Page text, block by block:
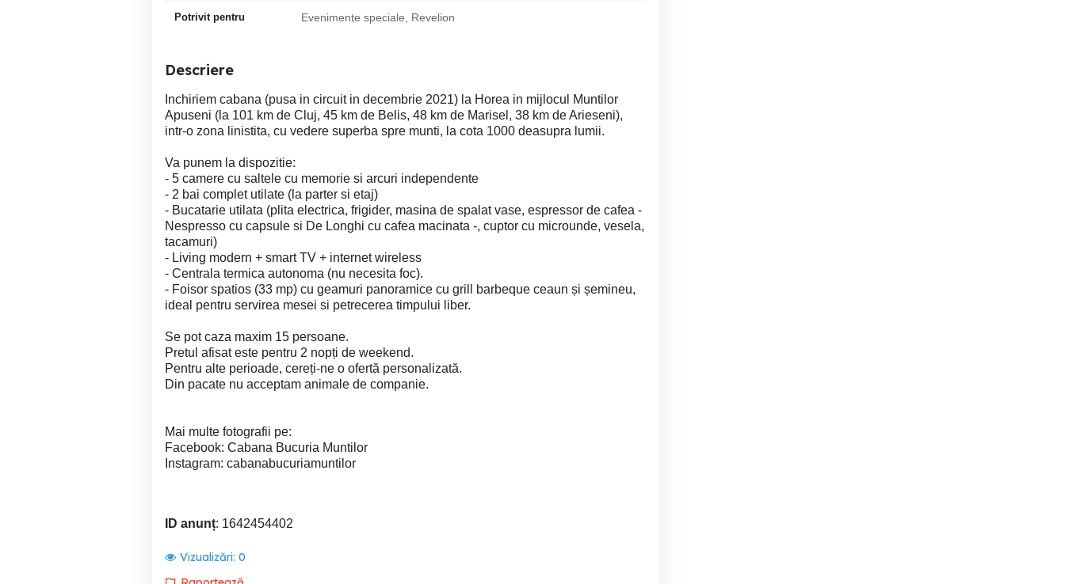
Potrivit pentru Evenimente speciale, Revelion
Descriere
Inchiriem cabana (pusa in circuit in decembrie 2021) la Horea in mijlocul Muntilor
Apuseni (la 101 km de Cluj, 45 km de Belis, 48 km de Marisel, 38 km de Arieseni),
intr-o zona linistita, cu vedere superba spre munti, la cota 1000 deasupra lumii.
Va punem la dispozitie:
- 5 camere cu saltele cu memorie si arcuri independente
- 2 bai complet utilate (la parter si etaj)
- Bucatarie utilata (plita electrica, frigider, masina de spalat vase, espressor de cafea -
Nespresso cu capsule si De Longhi cu cafea macinata -, cuptor cu microunde, vesela,
tacamuri)
- Living modern + smart TV + internet wireless
- Centrala termica autonoma (nu necesita foc).
- Foisor spatios (33 mp) cu geamuri panoramice cu grill barbeque ceaun și șemineu,
ideal pentru servirea mesei si petrecerea timpului liber.
Se pot caza maxim 15 persoane.
Pretul afisat este pentru 2 nopți de weekend.
Pentru alte perioade, cereți-ne o ofertă personalizată.
Din pacate nu acceptam animale de companie.
Mai multe fotografii pe:
Facebook: Cabana Bucuria Muntilor
Instagram: cabanabucuriamuntilor
ID anunț: 1642454402
Vizualizări: 0